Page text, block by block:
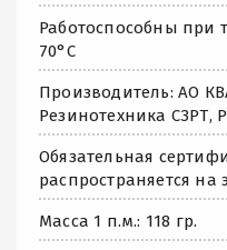
Работоспособны при
70°C
Производитель: АО
Резинотехника СЗРТ,
Обязательная
распространяется на
Масса 1 п.м.: 118 гр.